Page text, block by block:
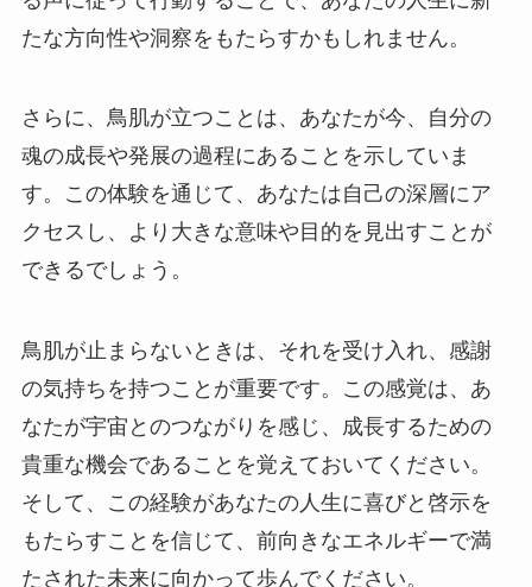
たな方向性や洞察をもたらすかもしれません。
さらに、鳥肌が立つことは、あなたが今、自分の
魂の成長や発展の過程にあることを示していま
す。この体験を通じて、あなたは自己の深層にア
クセスし、より大きな意味や目的を見出すことが
できるでしょう。
鳥肌が止まらないときは、それを受け入れ、感謝
の気持ちを持つことが重要です。この感覚は、あ
なたが宇宙とのつながりを感じ、成長するための
貴重な機会であることを覚えておいてください。
そして、この経験があなたの人生に喜びと啓示を
もたらすことを信じて、前向きなエネルギーで満
たされた未来に向かって歩んでください。